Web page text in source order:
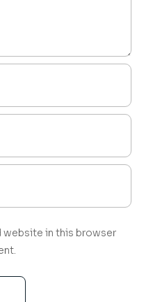
website in this browser